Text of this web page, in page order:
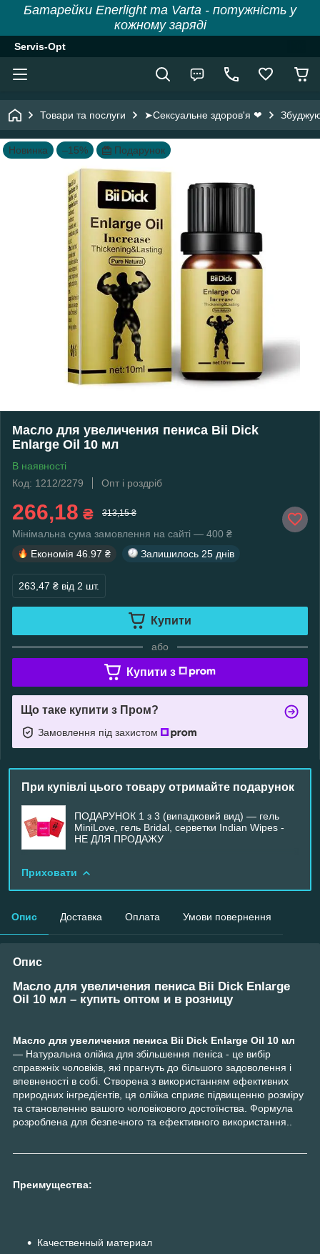
Батарейки Enerlight та Varta - потужність у
кожному заряді
Servis-Opt
Товари та послуги ➤Сексуальне здоров'я ❤
Новинка –15% Подарунок
Масло для увеличения пениса Bii Dick
Enlarge Oil 10 мл
В наявності
Код: 1212/2279
Опт і роздріб
266,18 ₴ 313,15 ₴
Мінімальна сума замовлення на сайті — 400 ₴
Економія 46.97 ₴ Залишилось 25 днів
263,47 ₴ від 2 шт.
Купити
або
Купити з
Що таке купити з Пром?
Замовлення під захистом
При купівлі цього товару отримайте подарунок
ПОДАРУНОК 1 з 3 (випадковий вид) — гель
MiniLove, гель Bridal, серветки Indian Wipes -
НЕ ДЛЯ ПРОДАЖУ
Приховати
Опис Доставка Оплата Умови повернення
Опис
Масло для увеличения пениса Bii Dick Enlarge
Oil 10 мл – купить оптом и в розницу
Масло для увеличения пениса Bii Dick Enlarge Oil 10 мл
— Натуральна олійка для збільшення пеніса - це вибір
справжніх чоловіків, які прагнуть до більшого задоволення і
впевненості в собі. Створена з використанням ефективних
природних інгредієнтів, ця олійка сприяє підвищенню розміру
та становленню вашого чоловікового достоїнства. Формула
розроблена для безпечного та ефективного використання..
Преимущества:
Качественный материал